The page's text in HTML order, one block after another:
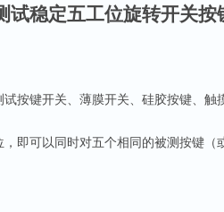
试稳定五工位旋转开关按
试按键开关、薄膜开关、硅胶按键、
，即可以同时对五个相同的被测按键（